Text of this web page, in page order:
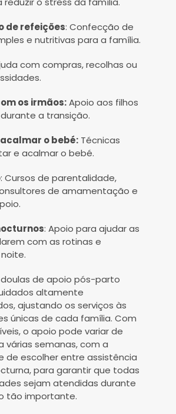
de refeições: Confecção de
e nutritivas para a família.
com compras, recolhas ou
os irmãos:Apoio aos filhos
a transição.
o bebé: Técnicas
e acalmar o bebé.
: Cursos de parentalidade,
de amamentação e
: Apoio para ajudar as
com as rotinas e
doulas de apoio pós-parto
altamente
ajustando os serviços às
únicas de cada família. Com
o apoio pode variar de
várias semanas, com a
de escolher entre assistência
para garantir que todas
sejam atendidas durante
tão importante.